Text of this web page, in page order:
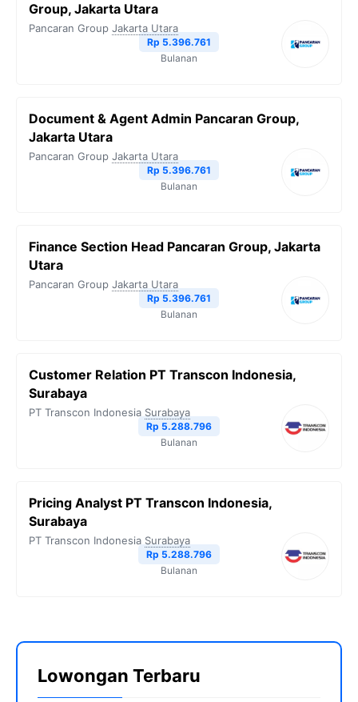
Group, Jakarta Utara
Pancaran Group Jakarta Utara
Rp 5.396.761
Bulanan
Document & Agent Admin Pancaran Group,
Jakarta Utara
Pancaran Group Jakarta Utara
Rp 5.396.761
Bulanan
Finance Section Head Pancaran Group, Jakarta
Utara
Pancaran Group Jakarta Utara
Rp 5.396.761
Bulanan
Customer Relation PT Transcon Indonesia,
Surabaya
PT Transcon Indonesia Surabaya
Rp 5.288.796
Bulanan
Pricing Analyst PT Transcon Indonesia,
Surabaya
PT Transcon Indonesia Surabaya
Rp 5.288.796
Bulanan
Lowongan Terbaru